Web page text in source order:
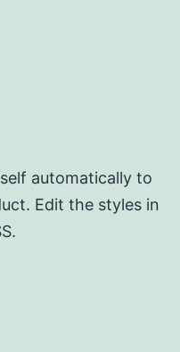
automatically to
Edit the styles in